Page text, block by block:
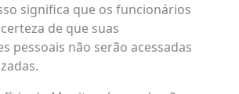
significa que os funcionários
de que suas
pessoais não serão acessadas